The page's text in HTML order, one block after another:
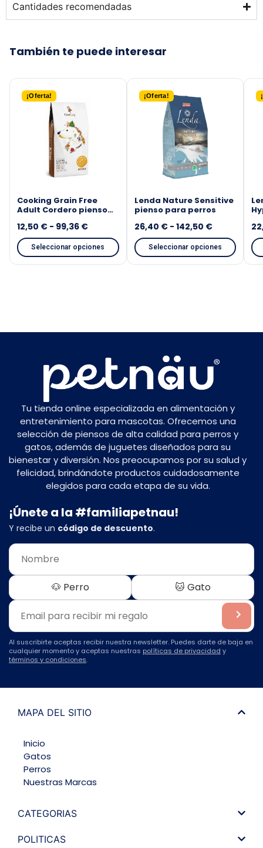
Cantidades recomendadas
¡Oferta!
Cooking Grain Free
Adult Cordero pienso
12,50 € - 99,36 €
Seleccionar opciones
¡Oferta!
Lenda Nature Sensitive
pienso para perros
26,40 € - 142,50 €
Seleccionar opciones
Tu tienda online especializada en alimentación y
entretenimiento para mascotas. Ofrecemos una
selección de piensos de alta calidad para perros y
gatos, además de juguetes diseñados para su
bienestar y diversión. Nos preocupamos por su salud y
felicidad, brindándote productos cuidadosamente
elegidos para cada etapa de su vida.
¡Únete a la #familiapetnau!
Y recibe un código de descuento.
🐶 Perro 🐱 Gato
Al suscribirte aceptas recibir nuestra newsletter. Puedes darte de baja en
cualquier momento y aceptas nuestras políticas de privacidad y
términos y condiciones.
MAPA DEL SITIO
Inicio
Gatos
Perros
Nuestras Marcas
CATEGORIAS
POLITICAS